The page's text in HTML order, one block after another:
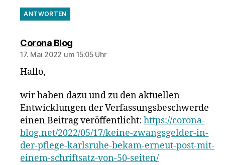
ANTWORTEN
Corona Blogsagt:
17. Mai 2022 um 15:05 Uhr
Hallo,
wir haben dazu und zu den aktuellen
Entwicklungen der Verfassungsbeschwerde
einen Beitrag veröffentlicht:https://corona-
blog.net/2022/05/17/keine-zwangsgelder-in-
der-pflege-karlsruhe-bekam-erneut-post-mit-
einem-schriftsatz-von-50-seiten/